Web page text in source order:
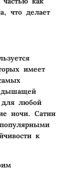
что делает
имеет
дышащей
для любой
ночи. Сатин
к